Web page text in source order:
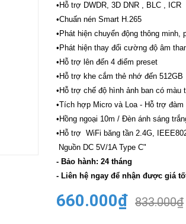
HỌP
TRỰC
TUYẾN
Maxhub
Màn
hình
MAXHUB
M27
THIẾT
THÔNG
MINH
HOMEGY
Khóa
BỊ
BÁO
•Hỗ trợ DWDR, 3D DNR , BLC , ICR
•Chuấn nén Smart H.265
•Phát hiện chuyển động thông minh,
•Phát hiện thay đổi cường độ âm
•Hỗ trợ lên đến 4 điểm preset
•Hỗ trợ khe cắm thẻ nhớ đến 512GB
•Hỗ trợ chế độ hình ảnh ban có màu
•Tích hợp Micro và Loa - Hỗ trợ
•Hồng ngoại 10m / Đèn ánh sáng
•Hỗ trợ WiFi băng tần 2.4G,
Nguồn DC 5V/1A Type C"
- Bảo hành: 24 tháng
- Liên hệ ngay để nhận được giá
660.000₫ 833.000₫